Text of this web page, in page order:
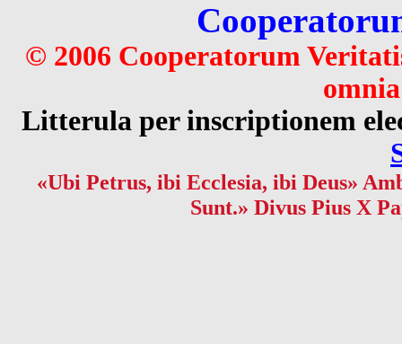
© 2006 Cooperatorum
Litterula per inscriptionem
«Ubi Petrus, ibi Ecclesia, ibi Deus»
Sunt.» Divus Pius X